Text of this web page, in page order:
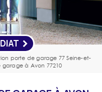
porte de garage 77 Seine-et-
à Avon 77210